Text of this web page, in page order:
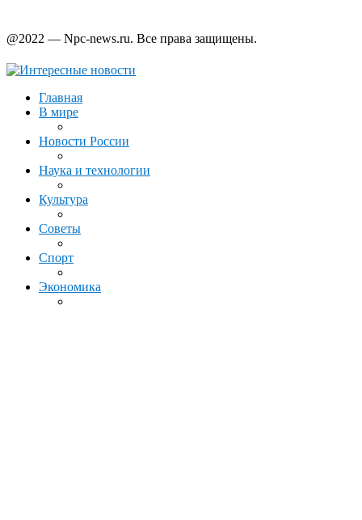
@2022 — Npc-news.ru. Все права защищены.
Главная
В мире
Новости России
Наука и технологии
Культура
Советы
Спорт
Экономика